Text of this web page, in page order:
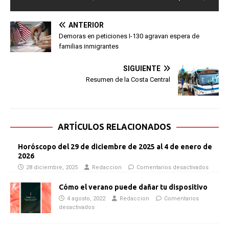
ANTERIOR
Demoras en peticiones I-130 agravan espera de
familias inmigrantes
SIGUIENTE
Resumen de la Costa Central
ARTÍCULOS RELACIONADOS
Horóscopo del 29 de diciembre de 2025 al 4 de enero de
2026
28 diciembre, 2025 Redaccion Comentarios desactivados
Cómo el verano puede dañar tu dispositivo
4 agosto, 2022 Redaccion
Comentarios
desactivados